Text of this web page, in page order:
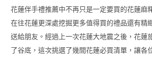
花蓮伴手禮推薦中不再只是一定要買的花蓮麻
在往花蓮更深處挖掘更多值得買的禮品還有精
送給朋友。經過上一次花蓮大地震之後，花蓮
了谷底，這次挑選了幾間花蓮必買清單，讓各